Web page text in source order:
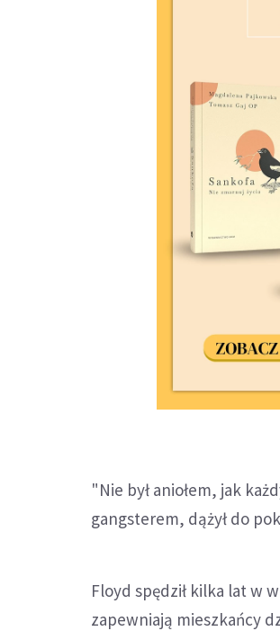
"Nie był aniołem, jak
gangsterem, dążył do
Floyd spędził kilka lat w
zapewniają mieszkańcy